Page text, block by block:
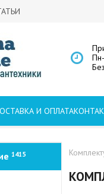
И ОПЛАТА
1415